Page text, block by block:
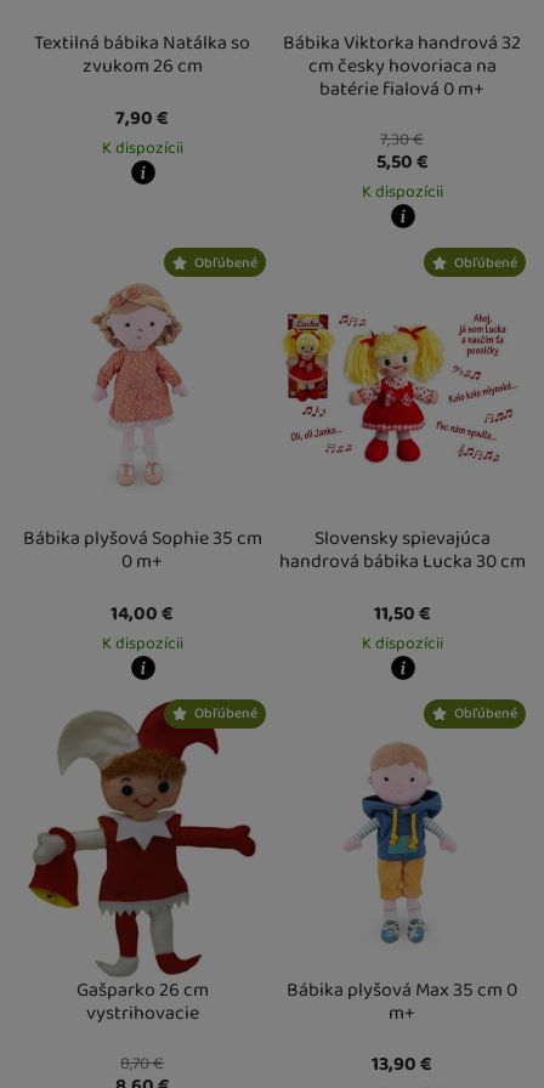
Textilná bábika Natálka so
zvukom 26 cm
7,90€
K dispozícii
Bábika Viktorka handrová 32
cm česky hovoriaca na
batérie fialová 0 m+
7,30€
5,50€
K dispozícii
Kdy zboží dostanete?
Osobný odber vo výdajnom mieste
Obľúbené
Bábika plyšová Sophie 35 cm
0 m+
14,00€
K dispozícii
Kdy zboží dostanete?
Osobný odber vo výdajnom mieste
U Vás doma 14. 8.
Obľúbené
Slovensky spievajúca
handrová bábika Lucka 30 cm
11,50€
K dispozícii
Kdy zboží dostanete?
Osobný odber vo výdajnom mieste
14. 8.
Obľúbené
Gašparko 26 cm
vystrihovacie
8,70€
Obľúbené
Bábika plyšová Max 35 cm 0
m+
13,90€